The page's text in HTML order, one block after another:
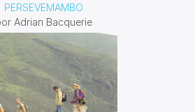
PERSEVEMAMBO
Adrian Bacquerie